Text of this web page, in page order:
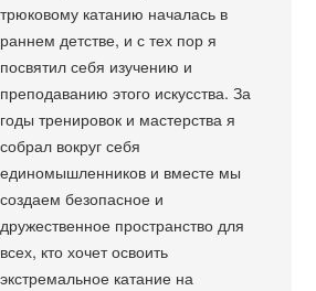
трюковому катанию началась в
раннем детстве, и с тех пор я
посвятил себя изучению и
преподаванию этого искусства. За
годы тренировок и мастерства я
собрал вокруг себя
единомышленников и вместе мы
создаем безопасное и
дружественное пространство для
всех, кто хочет освоить
экстремальное катание на